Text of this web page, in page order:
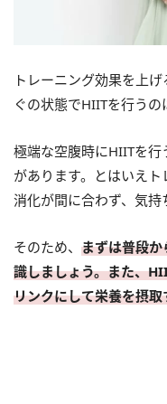
トレーニング効果を上
ぐの状態でHIITを行うの
極端な空腹時にHIITを行
があります。とはいえ
消化が間に合わず、気持
そのため、 まずは普段
識しましょう。また、
リンクにして栄養を摂